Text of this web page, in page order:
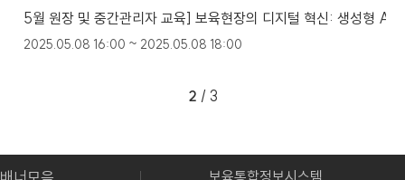
5월 원장 및 중간관리자 교육] 보육현장의 디지털 혁신: 생성형 AI
2025.05.08 16:00 ~ 2025.05.08 18:00
2 / 3
합포털 보육통합정보시스템